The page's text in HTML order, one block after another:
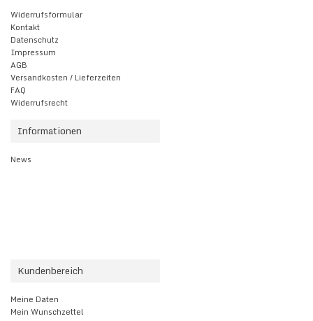
Widerrufsformular
Kontakt
Datenschutz
Impressum
AGB
Versandkosten / Lieferzeiten
FAQ
Widerrufsrecht
Informationen
News
Kundenbereich
Meine Daten
Mein Wunschzettel